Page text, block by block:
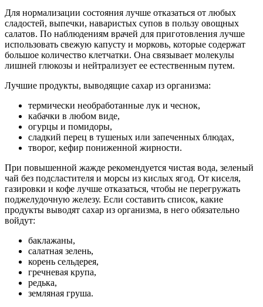
Для нормализации состояния лучше отказаться от любых
сладостей, выпечки, наваристых супов в пользу овощных
салатов. По наблюдениям врачей для приготовления лучше
использовать свежую капусту и морковь, которые содержат
большое количество клетчатки. Она связывает молекулы
лишней глюкозы и нейтрализует ее естественным путем.
Лучшие продукты, выводящие сахар из организма:
термически необработанные лук и чеснок,
кабачки в любом виде,
огурцы и помидоры,
сладкий перец в тушеных или запеченных блюдах,
творог, кефир пониженной жирности.
При повышенной жажде рекомендуется чистая вода, зеленый
чай без подсластителя и морсы из кислых ягод. От киселя,
газировки и кофе лучше отказаться, чтобы не перегружать
поджелудочную железу. Если составить список, какие
продукты выводят сахар из организма, в него обязательно
войдут:
баклажаны,
салатная зелень,
корень сельдерея,
гречневая крупа,
редька,
земляная груша.